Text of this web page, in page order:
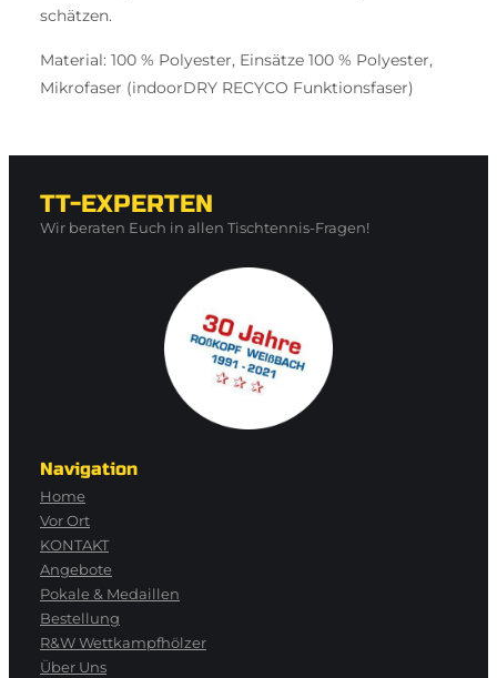
schätzen.
Material: 100 % Polyester, Einsätze 100 % Polyester,
Mikrofaser (indoorDRY RECYCO Funktionsfaser)
TT-EXPERTEN
Wir beraten Euch in allen Tischtennis-Fragen!
Navigation
Home
Vor Ort
KONTAKT
Angebote
Pokale & Medaillen
Bestellung
R&W Wettkampfhölzer
Über Uns